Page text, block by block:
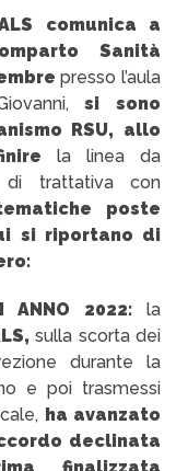
comunica a
Sanità
presso l’aula
si sono
RSU, allo
la linea da
di trattativa con
poste
si riportano di
ANNO 2022: la
sulla scorta dei
durante la
e poi trasmessi
ha avanzato
declinata